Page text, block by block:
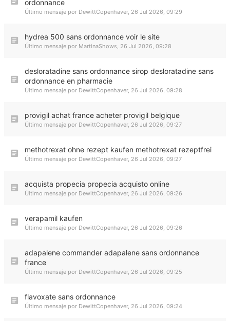
ordonnance
Último mensaje por DewittCopenhaver, 26 Jul 2026, 09:29
hydrea 500 sans ordonnance voir le site
Último mensaje por MartinaShows, 26 Jul 2026, 09:28
desloratadine sans ordonnance sirop desloratadine sans
ordonnance en pharmacie
Último mensaje por DewittCopenhaver, 26 Jul 2026, 09:28
provigil achat france acheter provigil belgique
Último mensaje por DewittCopenhaver, 26 Jul 2026, 09:27
methotrexat ohne rezept kaufen methotrexat rezeptfrei
Último mensaje por DewittCopenhaver, 26 Jul 2026, 09:27
acquista propecia propecia acquisto online
Último mensaje por DewittCopenhaver, 26 Jul 2026, 09:26
verapamil kaufen
Último mensaje por DewittCopenhaver, 26 Jul 2026, 09:26
adapalene commander adapalene sans ordonnance
france
Último mensaje por DewittCopenhaver, 26 Jul 2026, 09:25
flavoxate sans ordonnance
Último mensaje por DewittCopenhaver, 26 Jul 2026, 09:24